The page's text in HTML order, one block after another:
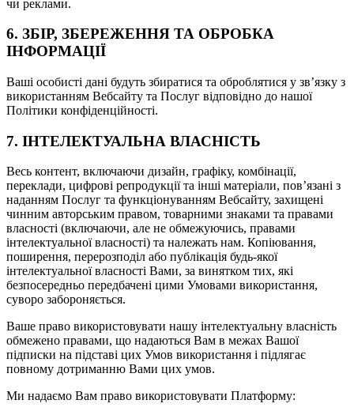
чи реклами.
6. ЗБІР, ЗБЕРЕЖЕННЯ ТА ОБРОБКА
ІНФОРМАЦІЇ
Ваші особисті дані будуть збиратися та оброблятися у зв’язку з
використанням Вебсайту та Послуг відповідно до нашої
Політики конфіденційності.
7. ІНТЕЛЕКТУАЛЬНА ВЛАСНІСТЬ
Весь контент, включаючи дизайн, графіку, комбінації,
переклади, цифрові репродукції та інші матеріали, пов’язані з
наданням Послуг та функціонуванням Вебсайту, захищені
чинним авторським правом, товарними знаками та правами
власності (включаючи, але не обмежуючись, правами
інтелектуальної власності) та належать нам. Копіювання,
поширення, перерозподіл або публікація будь-якої
інтелектуальної власності Вами, за винятком тих, які
безпосередньо передбачені цими Умовами використання,
суворо забороняється.
Ваше право використовувати нашу інтелектуальну власність
обмежено правами, що надаються Вам в межах Вашої
підписки на підставі цих Умов використання і підлягає
повному дотриманню Вами цих умов.
Ми надаємо Вам право використовувати Платформу: